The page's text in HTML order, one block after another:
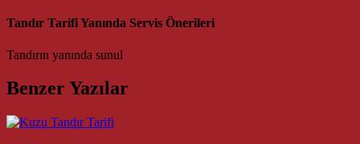
Tandır Tarifi Yanında Servis Önerileri
Tandırın yanında sunul
Benzer Yazılar